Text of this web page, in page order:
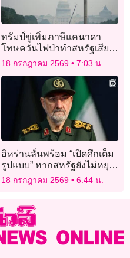
ทรัมป์ขู่เพิ่มภาษีแคนาดา
โทษควันไฟป่าทำสหรัฐเสีย
หายหนัก
18 กรกฎาคม 2569 7:03 น.
อิหร่านลั่นพร้อม “เปิดศึกเต็ม
รูปแบบ” หากสหรัฐยังไม่หยุด
โจมตี
18 กรกฎาคม 2569 6:44 น.